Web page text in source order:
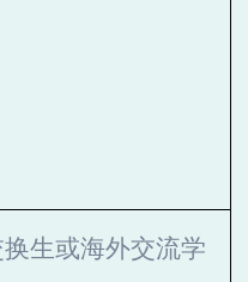
生或海外交流学